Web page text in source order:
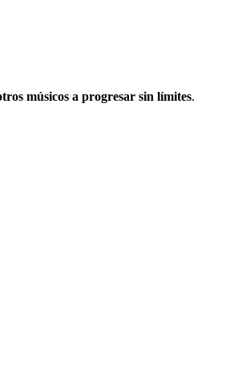
músicos a progresar sin límites.